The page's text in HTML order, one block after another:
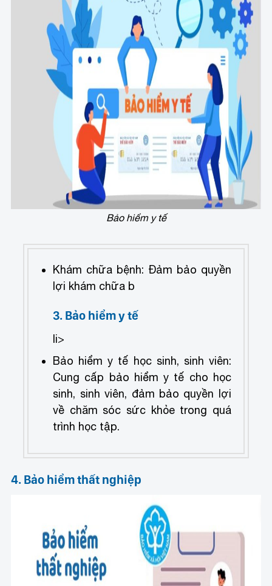
Bảo hiểm y tế
Khám chữa bệnh: Đảm bảo quyền
lợi khám chữa b
3. Bảo hiểm y tế
li>
Bảo hiểm y tế học sinh, sinh viên:
Cung cấp bảo hiểm y tế cho học
sinh, sinh viên, đảm bảo quyền lợi
về chăm sóc sức khỏe trong quá
trình học tập.
4. Bảo hiểm thất nghiệp